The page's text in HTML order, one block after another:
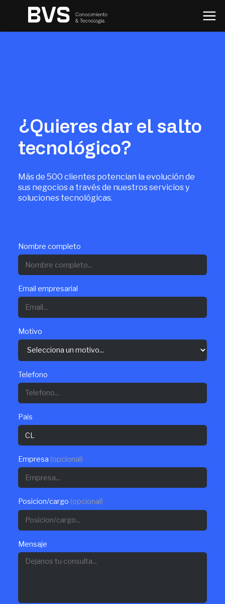
¿Quieres dar el salto
tecnológico?
Más de 500 clientes potencian la evolución de
sus negocios a través de nuestros servicios y
soluciones tecnológicas.
Nombre completo
Email empresarial
Motivo
Telefono
Pais
Empresa (opcional)
Posicion/cargo (opcional)
Mensaje